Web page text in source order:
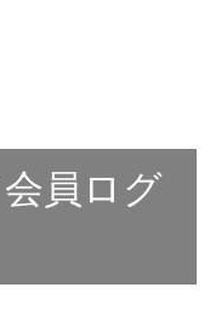
員ログ